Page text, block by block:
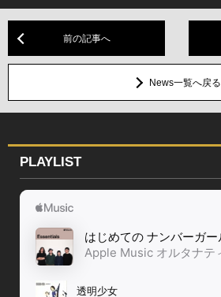
前の記事へ
News一覧へ戻る
PLAYLIST